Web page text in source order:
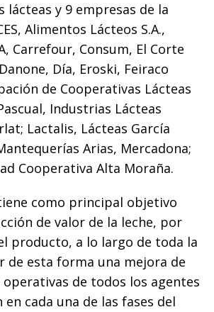
lácteas y 9 empresas de la
Alimentos Lácteos S.A.,
Carrefour, Consum, El Corte
Día, Eroski, Feiraco
de Cooperativas Lácteas
Industrias Lácteas
Lactalis, Lácteas García
Arias, Mercadona;
Cooperativa Alta Moraña.
como principal objetivo
de valor de la leche, por
producto, a lo largo de toda la
de esta forma una mejora de
operativas de todos los agentes
cada una de las fases del